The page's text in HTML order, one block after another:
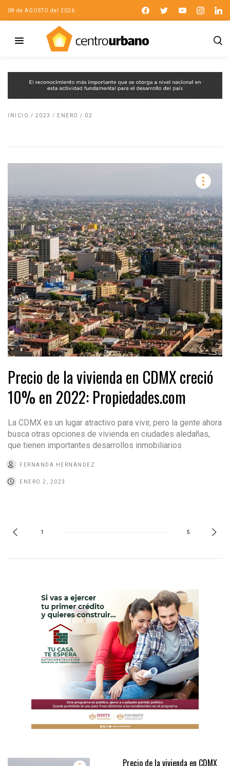
08 de AGOSTO del 2026
INICIO / 2023 / ENERO / 02
Precio de la vivienda en CDMX creció
10% en 2022: Propiedades.com
La CDMX es un lugar atractivo para vivir, pero la gente ahora
busca otras opciones de vivienda en ciudades aledañas,
que tienen importantes desarrollos inmobiliarios
FERNANDA HERNÁNDEZ
ENERO 2, 2023
1 5
Precio de la vivienda en CDMX